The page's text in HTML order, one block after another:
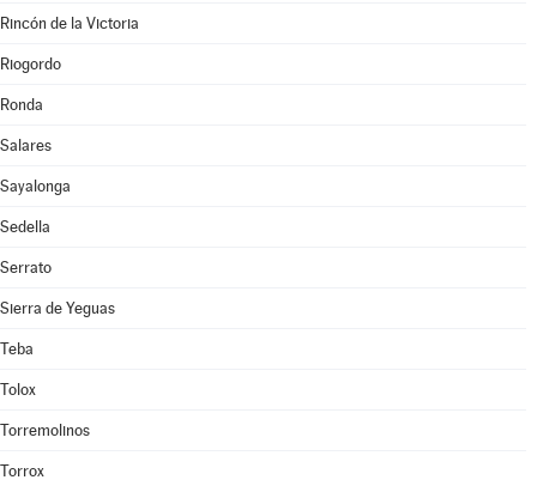
Rincón de la Victoria
Riogordo
Ronda
Salares
Sayalonga
Sedella
Serrato
Sierra de Yeguas
Teba
Tolox
Torremolinos
Torrox